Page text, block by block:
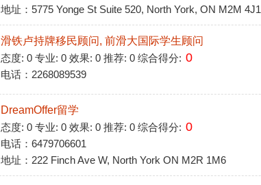
地址：5775 Yonge St Suite 520, North York, ON M2M 4J1
滑铁卢持牌移民顾问, 前滑大国际学生顾问
态度: 0 专业: 0 效果: 0 推荐: 0 综合得分: 0
电话：2268089539
DreamOffer留学
态度: 0 专业: 0 效果: 0 推荐: 0 综合得分: 0
电话：6479706601
地址：222 Finch Ave W, North York ON M2R 1M6